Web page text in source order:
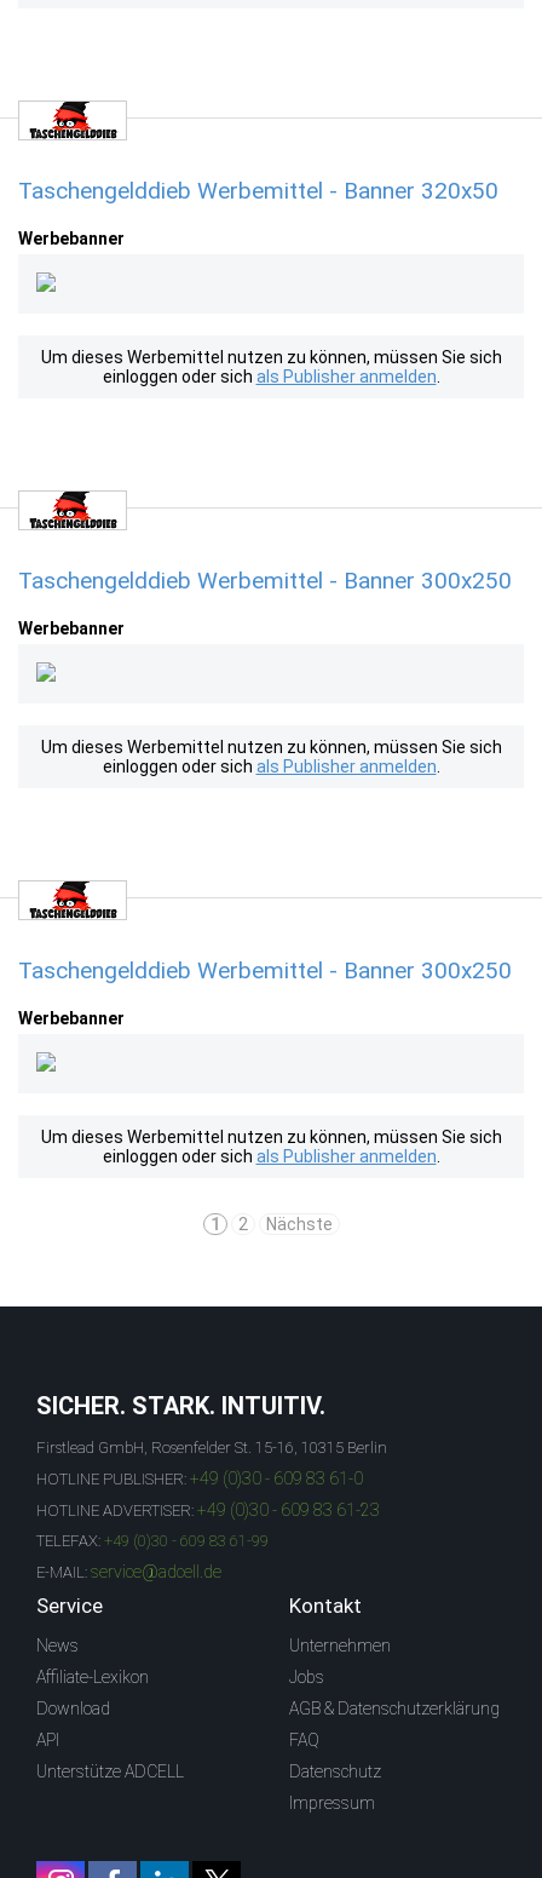
Taschengelddieb Werbemittel - Banner 320x50
Werbebanner
Um dieses Werbemittel nutzen zu können, müssen Sie sich
einloggen oder sich als Publisher anmelden
Taschengelddieb Werbemittel - Banner 300x250
Werbebanner
Um dieses Werbemittel nutzen zu können, müssen Sie sich
einloggen oder sich als Publisher anmelden
Taschengelddieb Werbemittel - Banner 300x250
Werbebanner
Um dieses Werbemittel nutzen zu können, müssen Sie sich
einloggen oder sich als Publisher anmelden
1 2 Nächste
SICHER. STARK. INTUITIV.
Firstlead GmbH, Rosenfelder St. 15-16, 10315 Berlin
HOTLINE PUBLISHER: +49 (0)30 - 609 83 61-0
HOTLINE ADVERTISER: +49 (0)30 - 609 83 61-23
TELEFAX: +49 (0)30 - 609 83 61-99
E-MAIL: service@adcell.de
Service
News
Affiliate-Lexikon
Download
API
Unterstütze ADCELL
Kontakt
Unternehmen
Jobs
AGB & Datenschutzerklärung
FAQ
Datenschutz
Impressum